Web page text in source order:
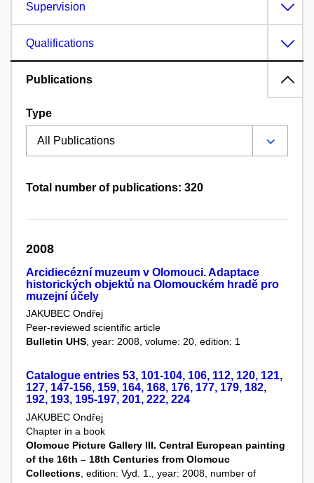
Supervision
Qualifications
Publications
Type
Total number of publications: 320
2008
Arcidiecézní muzeum v Olomouci. Adaptace
historických objektů na Olomouckém hradě pro
muzejní účely
JAKUBEC Ondřej
Peer-reviewed scientific article
Bulletin UHS, year: 2008, volume: 20, edition: 1
Catalogue entries 53, 101-104, 106, 112, 120, 121,
127, 147-156, 159, 164, 168, 176, 177, 179, 182,
192, 193, 195-197, 201, 222, 224
JAKUBEC Ondřej
Chapter in a book
Olomouc Picture Gallery III. Central European painting
of the 16th – 18th Centuries from Olomouc
Collections , edition: Vyd. 1., year: 2008, number of